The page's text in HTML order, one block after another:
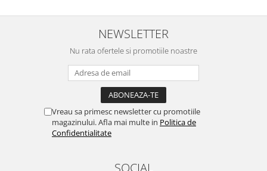
NEWSLETTER
Nu rata ofertele si promotiile noastre
Vreau sa primesc newsletter cu promotiile
magazinului. Afla mai multe in Politica de
Confidentialitate
SOCIAL